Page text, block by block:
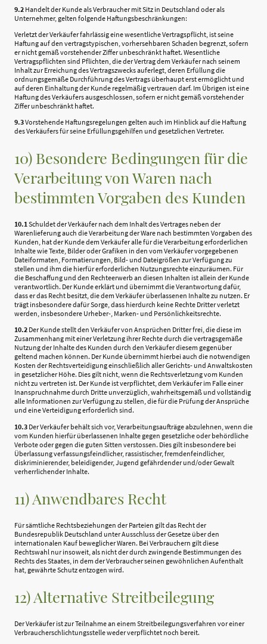
9.2 Handelt der Kunde als Verbraucher mit Sitz in Deutschland oder als
Unternehmer, gelten folgende Haftungsbeschränkungen:
Verletzt der Verkäufer fahrlässig eine wesentliche Vertragspflicht, ist seine
Haftung auf den vertragstypischen, vorhersehbaren Schaden begrenzt, sofern
er nicht gemäß vorstehender Ziffer unbeschränkt haftet. Wesentliche
Vertragspflichten sind Pflichten, die der Vertrag dem Verkäufer nach seinem
Inhalt zur Erreichung des Vertragszwecks auferlegt, deren Erfüllung die
ordnungsgemäße Durchführung des Vertrags überhaupt erst ermöglicht und
auf deren Einhaltung der Kunde regelmäßig vertrauen darf. Im Übrigen ist eine
Haftung des Verkäufers ausgeschlossen, sofern er nicht gemäß vorstehender
Ziffer unbeschränkt haftet.
9.3Vorstehende Haftungsregelungen gelten auch im Hinblick auf die Haftung
des Verkäufers für seine Erfüllungsgehilfen und gesetzlichen Vertreter.
10) Besondere Bedingungen für die
Verarbeitung von Waren nach
bestimmten Vorgaben des Kunden
10.1Schuldet der Verkäufer nach dem Inhalt des Vertrages neben der
Warenlieferung auch die Verarbeitung der Ware nach bestimmten Vorgaben des
Kunden, hat der Kunde dem Verkäufer alle für die Verarbeitung erforderlichen
Inhalte wie Texte, Bilder oder Grafiken in den vom Verkäufer vorgegebenen
Dateiformaten, Formatierungen, Bild- und Dateigrößen zur Verfügung zu
stellen und ihm die hierfür erforderlichen Nutzungsrechte einzuräumen. Für
die Beschaffung und den Rechteerwerb an diesen Inhalten ist allein der Kunde
verantwortlich. Der Kunde erklärt und übernimmt die Verantwortung dafür,
dass er das Recht besitzt, die dem Verkäufer überlassenen Inhalte zu nutzen. Er
trägt insbesondere dafür Sorge, dass hierdurch keine Rechte Dritter verletzt
werden, insbesondere Urheber-, Marken- und Persönlichkeitsrechte.
10.2 Der Kunde stellt den Verkäufer von Ansprüchen Dritter frei, die diese im
Zusammenhang mit einer Verletzung ihrer Rechte durch die vertragsgemäße
Nutzung der Inhalte des Kunden durch den Verkäufer diesem gegenüber
geltend machen können. Der Kunde übernimmt hierbei auch die notwendigen
Kosten der Rechtsverteidigung einschließlich aller Gerichts- und Anwaltskosten
in gesetzlicher Höhe. Dies gilt nicht, wenn die Rechtsverletzung vom Kunden
nicht zu vertreten ist. Der Kunde ist verpflichtet, dem Verkäufer im Falle einer
Inanspruchnahme durch Dritte unverzüglich, wahrheitsgemäß und vollständig
alle Informationen zur Verfügung zu stellen, die für die Prüfung der Ansprüche
und eine Verteidigung erforderlich sind.
10.3 Der Verkäufer behält sich vor, Verarbeitungsaufträge abzulehnen, wenn die
vom Kunden hierfür überlassenen Inhalte gegen gesetzliche oder behördliche
Verbote oder gegen die guten Sitten verstossen. Dies gilt insbesondere bei
Überlassung verfassungsfeindlicher, rassistischer, fremdenfeindlicher,
diskriminierender, beleidigender, Jugend gefährdender und/oder Gewalt
verherrlichender Inhalte.
11) Anwendbares Recht
Für sämtliche Rechtsbeziehungen der Parteien gilt das Recht der
Bundesrepublik Deutschland unter Ausschluss der Gesetze über den
internationalen Kauf beweglicher Waren. Bei Verbrauchern gilt diese
Rechtswahl nur insoweit, als nicht der durch zwingende Bestimmungen des
Rechts des Staates, in dem der Verbraucher seinen gewöhnlichen Aufenthalt
hat, gewährte Schutz entzogen wird.
12) Alternative Streitbeilegung
Der Verkäufer ist zur Teilnahme an einem Streitbeilegungsverfahren vor einer
Verbraucherschlichtungsstelle weder verpflichtet noch bereit.